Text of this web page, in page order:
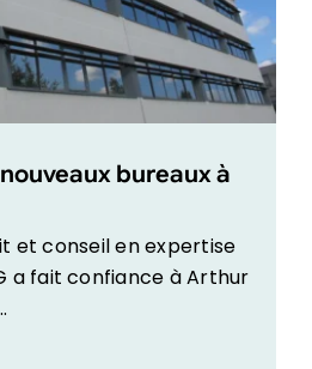
bureaux à
et conseil en expertise
a fait confiance à Arthur